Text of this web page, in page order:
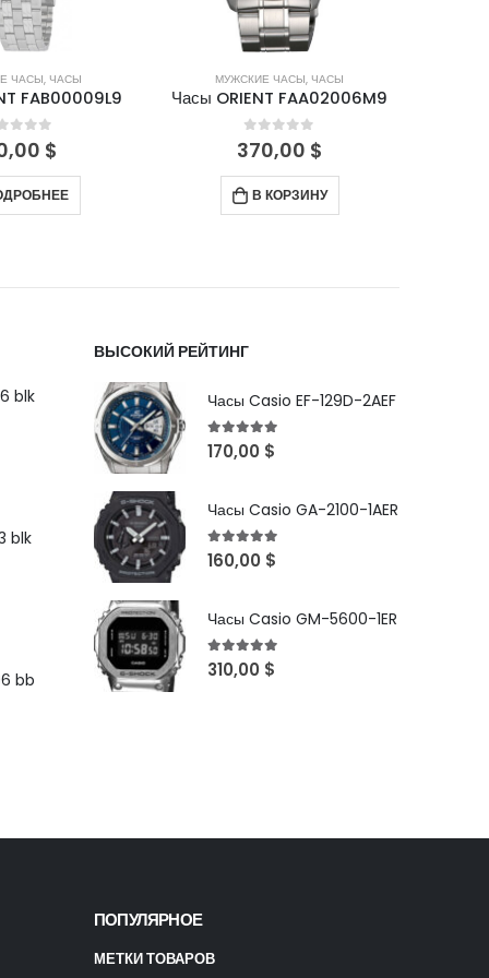
ЧАСЫ, ЧАСЫ
FAB00009L9
of 5
$
МУЖСКИЕ ЧАСЫ, ЧАСЫ
Часы ORIENT FAA02006M9
0out of 5
370,00 $
В КОРЗИНУ
blk
blk
bb
ВЫСОКИЙ РЕЙТИНГ
Часы Casio EF-129D-2AEF
5out of 5
170,00 $
Часы Casio GA-2100-1AER
5out of 5
160,00 $
Часы Casio GM-5600-1ER
5out of 5
310,00 $
ПОПУЛЯРНОЕ
МЕТКИ ТОВАРОВ